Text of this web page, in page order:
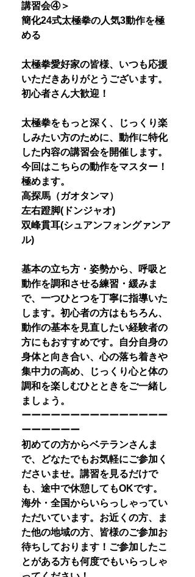
講習会④＞
簡化24式太極拳の人気3動作を極
める
太極拳愛好家の皆様、いつも応援
いただきありがとうございます。
初心者さん大歓迎！
太極拳をもっと深く、じっくり楽
しみたい方のために、動作に特化
した内容の講習会を開催します。
今回はこちらの動作をマスター！
極めます。
高探馬（ガオタンマ）
左右蹬脚(ドンジャオ)
双峰貫耳(シュアンフォングァンア
ル)
基本の立ち方・姿勢から、呼吸と
動作を調和させる練習・緩みま
で、一つひとつを丁寧に指導いた
します。初心者の方はもちろん、
動作の基本を見直したい経験者の
方にもおすすめです。自分自身の
身体と向き合い、心の落ち着きや
集中力の高め、じっくり心と体の
調和を楽しむひとときをご一緒し
ましょう。
ーーーーーーーーーーーーーーー
ーーーーーー
初めての方からベテランさんま
で、どなたでもお気軽にご参加く
ださいませ。講習を見るだけで
も、途中で休憩してもOKです。
海外・全国からいらっしゃってい
ただいています。お近くの方、ま
た他の地域の方、皆様のご参加お
待ちしております！ご参加したこ
とがある方も何度でもいらっしゃ